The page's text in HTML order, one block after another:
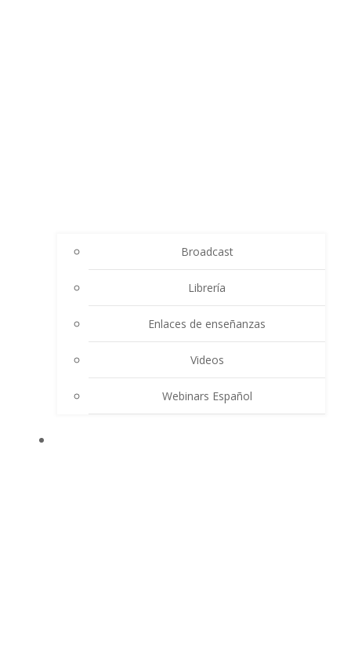
Broadcast
Librería
Enlaces de enseñanzas
Videos
Webinars Español